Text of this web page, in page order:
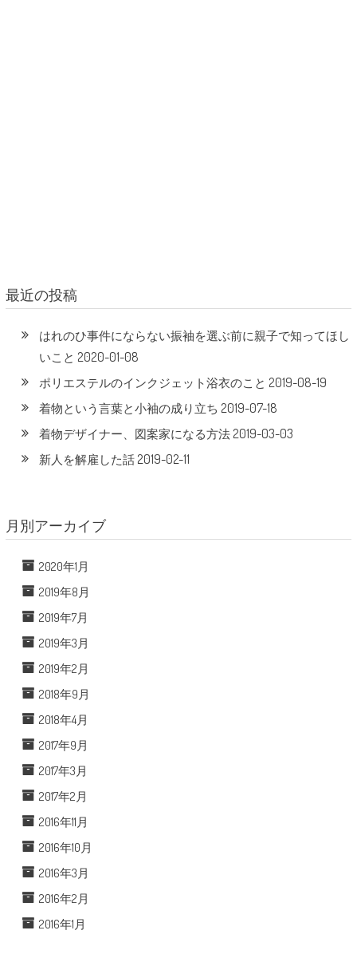
最近の投稿
はれのひ事件にならない振袖を選ぶ前に親子で知ってほし
いこと 2020-01-08
ポリエステルのインクジェット浴衣のこと 2019-08-19
着物という言葉と小袖の成り立ち 2019-07-18
着物デザイナー、図案家になる方法 2019-03-03
新人を解雇した話 2019-02-11
月別アーカイブ
2020年1月
2019年8月
2019年7月
2019年3月
2019年2月
2018年9月
2018年4月
2017年9月
2017年3月
2017年2月
2016年11月
2016年10月
2016年3月
2016年2月
2016年1月